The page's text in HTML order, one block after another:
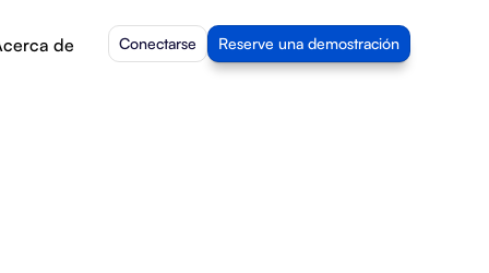
de Conectarse Reserve una demostración